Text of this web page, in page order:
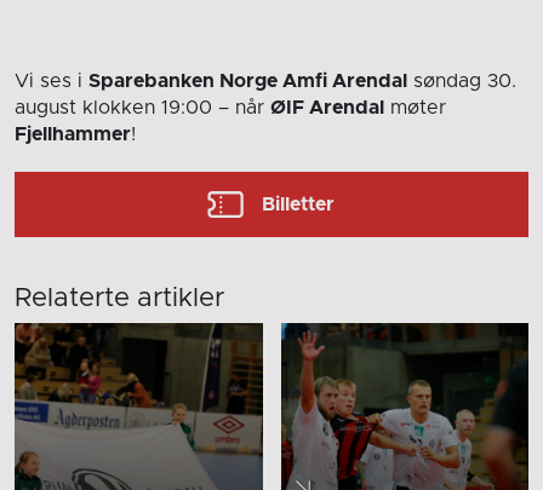
Vi ses i Sparebanken Norge Amfi Arendal
søndag 30.
august klokken 19:00 – når ØIF Arendal
møter
Fjellhammer!
Billetter
Relaterte artikler